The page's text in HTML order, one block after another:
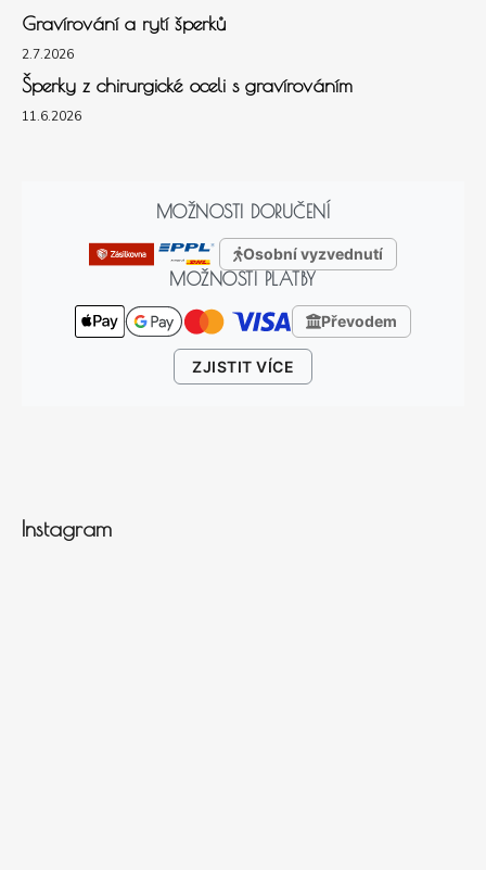
Gravírování a rytí šperků
2.7.2026
Šperky z chirurgické oceli s gravírováním
11.6.2026
MOŽNOSTI DORUČENÍ
Osobní vyzvednutí
MOŽNOSTI PLATBY
Převodem
ZJISTIT VÍCE
Instagram